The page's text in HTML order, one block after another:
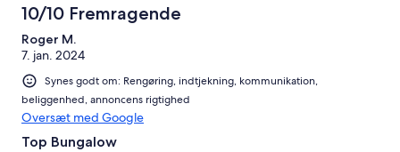
10/10 Fremragende
Roger M.
7. jan. 2024
Synes godt om: Rengøring, indtjekning, kommunikation,
beliggenhed, annoncens rigtighed
Oversæt med Google
Top Bungalow